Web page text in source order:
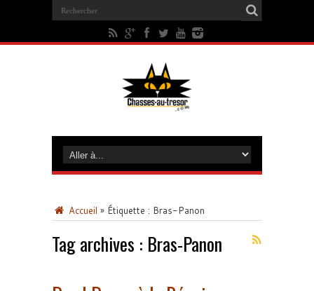
Accueil » Étiquette : Bras-Panon
Tag archives : Bras-Panon